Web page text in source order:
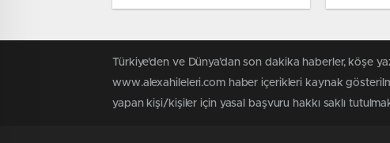
Dilinizden Dökülecek Yürekli
Türkiye'den ve Dünya’dan son dakika haberler, köşe
www.alexahileleri.com haber içerikleri kaynak
yapan kişi/kişiler için yasal başvuru hakkı saklı